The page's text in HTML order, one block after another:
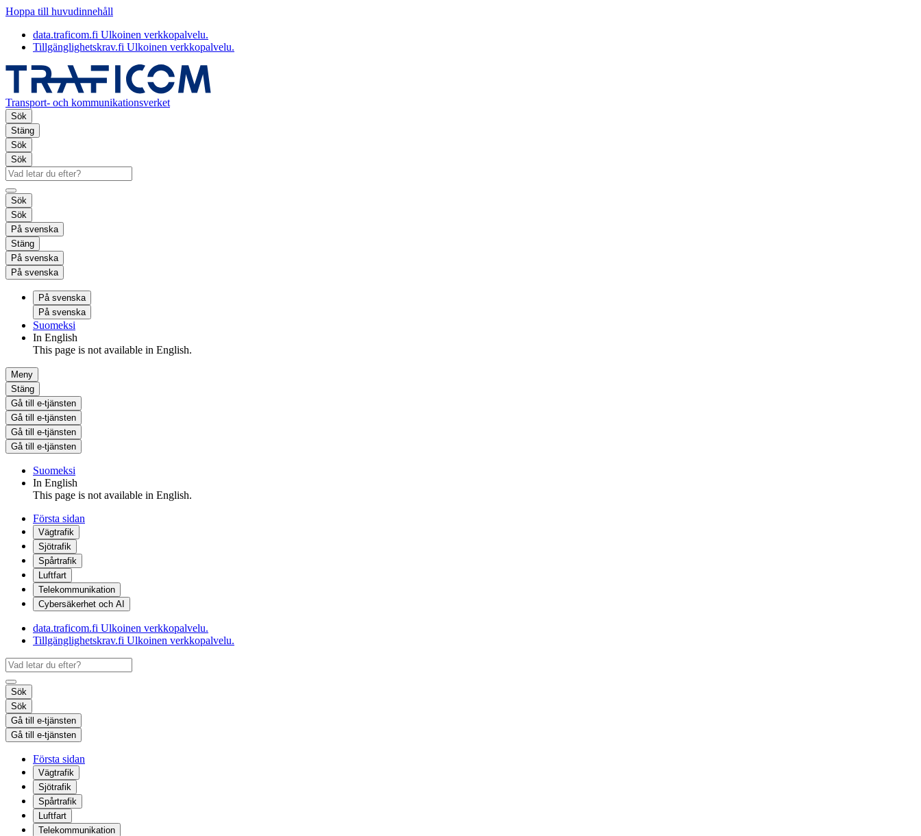
Hoppa till huvudinnehåll
data.traficom.fi Ulkoinen verkkopalvelu.
Tillgänglighetskrav.fi Ulkoinen verkkopalvelu.
Transport- och kommunikationsverket
Sök
Stäng
Sök
Sök
Sök
Sök
På svenska
Stäng
På svenska
På svenska
På svenska
På svenska
Suomeksi
In English
This page is not available in English.
Meny
Stäng
Gå till e-tjänsten
Gå till e-tjänsten
Gå till e-tjänsten
Gå till e-tjänsten
Suomeksi
In English
This page is not available in English.
Första sidan
Vägtrafik
Sjötrafik
Spårtrafik
Luftfart
Telekommunikation
Cybersäkerhet och AI
data.traficom.fi Ulkoinen verkkopalvelu.
Tillgänglighetskrav.fi Ulkoinen verkkopalvelu.
Sök
Sök
Gå till e-tjänsten
Gå till e-tjänsten
Första sidan
Vägtrafik
Sjötrafik
Spårtrafik
Luftfart
Telekommunikation